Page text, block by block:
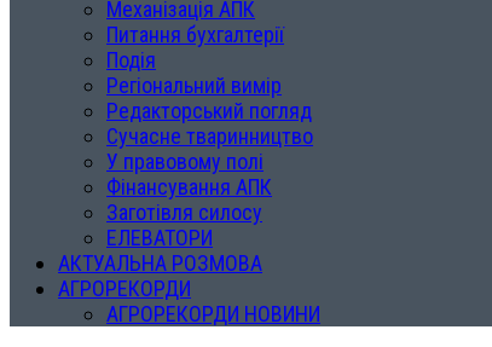
Механізація АПК
Питання бухгалтерії
Подія
Регіональний вимір
Редакторський погляд
Сучасне тваринництво
У правовому полі
Фінансування АПК
Заготівля силосу
ЕЛЕВАТОРИ
АКТУАЛЬНА РОЗМОВА
АГРОРЕКОРДИ
АГРОРЕКОРДИ НОВИНИ